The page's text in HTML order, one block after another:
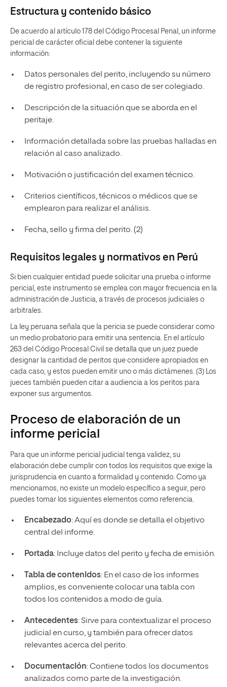
Estructura y contenido básico
De acuerdo al artículo 178 del Código Procesal Penal, un informe
pericial de carácter oficial debe contener la siguiente
información:
Datos personales del perito, incluyendo su número
de registro profesional, en caso de ser colegiado.
Descripción de la situación que se aborda en el
peritaje.
Información detallada sobre las pruebas halladas en
relación al caso analizado.
Motivación o justificación del examen técnico.
Criterios científicos, técnicos o médicos que se
emplearon para realizar el análisis.
Fecha, sello y firma del perito. (2)
Requisitos legales y normativos en Perú
Si bien cualquier entidad puede solicitar una prueba o informe
pericial, este instrumento se emplea con mayor frecuencia en la
administración de Justicia, a través de procesos judiciales o
arbitrales.
La ley peruana señala que la pericia se puede considerar como
un medio probatorio para emitir una sentencia. En el artículo
263 del Código Procesal Civil se detalla que un juez puede
designar la cantidad de peritos que considere apropiados en
cada caso, y estos pueden emitir uno o más dictámenes. (3) Los
jueces también pueden citar a audiencia a los peritos para
exponer sus argumentos.
Proceso de elaboración de un
informe pericial
Para que un informe pericial judicial tenga validez, su
elaboración debe cumplir con todos los requisitos que exige la
jurisprudencia en cuanto a formalidad y contenido. Como ya
mencionamos, no existe un modelo específico a seguir, pero
puedes tomar los siguientes elementos como referencia.
Encabezado: Aquí es donde se detalla el objetivo
central del informe.
Portada: Incluye datos del perito y fecha de emisión.
Tabla de contenidos: En el caso de los informes
amplios, es conveniente colocar una tabla con
todos los contenidos a modo de guía.
Antecedentes: Sirve para contextualizar el proceso
judicial en curso, y también para ofrecer datos
relevantes acerca del perito.
Documentación: Contiene todos los documentos
analizados como parte de la investigación.